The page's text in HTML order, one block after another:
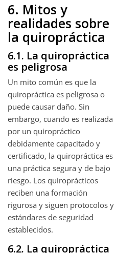
6. Mitos y
realidades sobre
la quiropráctica
6.1. La quiropráctica
es peligrosa
Un mito común es que la
quiropráctica es peligrosa o
puede causar daño. Sin
embargo, cuando es realizada
por un quiropráctico
debidamente capacitado y
certificado, la quiropráctica es
una práctica segura y de bajo
riesgo. Los quiroprácticos
reciben una formación
rigurosa y siguen protocolos y
estándares de seguridad
establecidos.
6.2. La quiropráctica